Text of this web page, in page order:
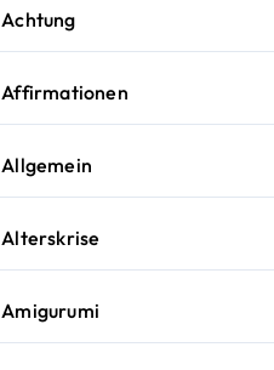
Achtung
Affirmationen
Allgemein
Alterskrise
Amigurumi